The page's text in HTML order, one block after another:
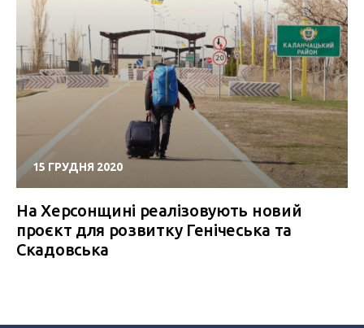
15 ГРУДНЯ 2020
На Херсонщині реалізовують новий
проєкт для розвитку Генічеська та
Скадовська